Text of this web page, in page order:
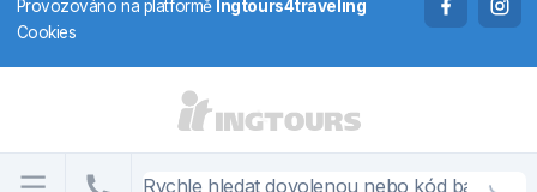
Chaty a chalupy
DE
Provozováno na platformě Ingtours4traveling
Cookies